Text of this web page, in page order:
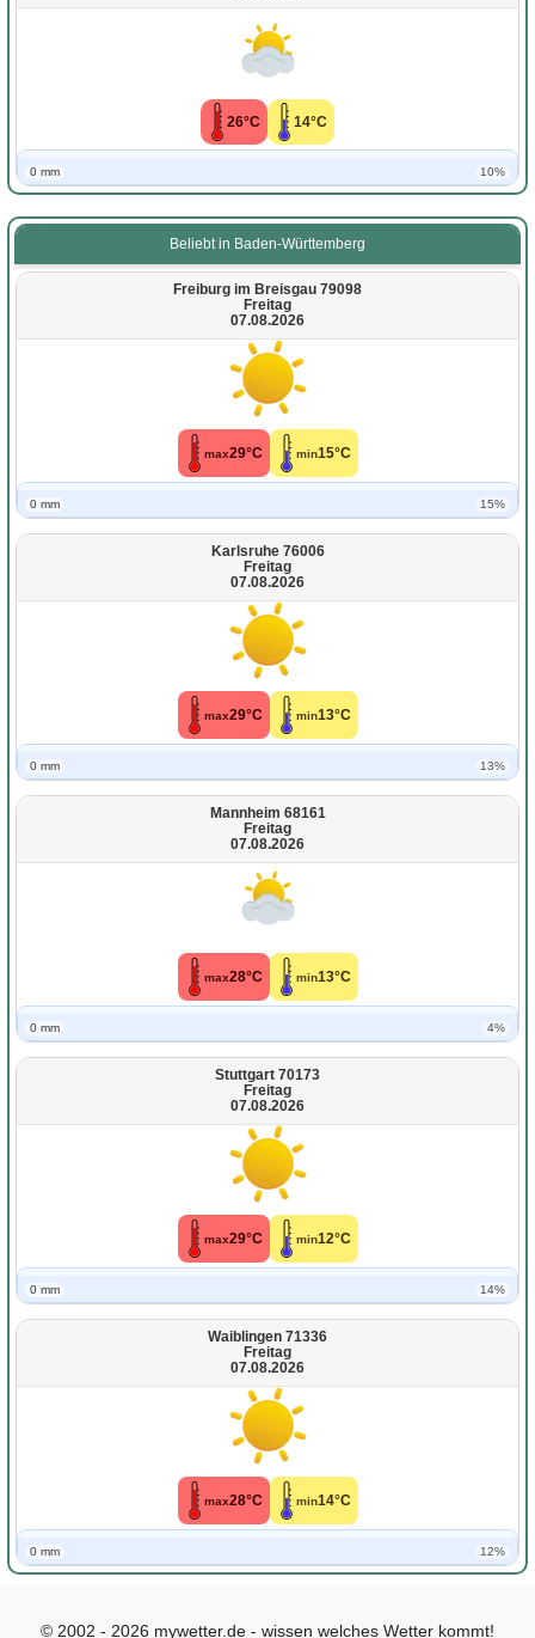
26°C 14°C
0 mm 10%
Beliebt in Baden-Württemberg
Freiburg im Breisgau 79098
Freitag
07.08.2026
max29°C min15°C
0 mm 15%
Karlsruhe 76006
Freitag
07.08.2026
max29°C min13°C
0 mm 13%
Mannheim 68161
Freitag
07.08.2026
max28°C min13°C
0 mm 4%
Stuttgart 70173
Freitag
07.08.2026
max29°C min12°C
0 mm 14%
Waiblingen 71336
Freitag
07.08.2026
max28°C min14°C
0 mm 12%
© 2002 - 2026 mywetter.de - wissen welches Wetter kommt!